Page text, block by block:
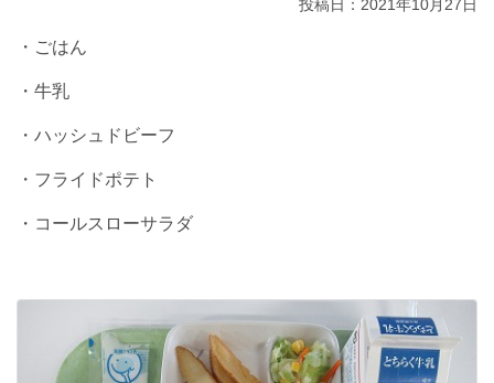
投稿日： 2021年10月27日
・ごはん
・牛乳
・ハッシュドビーフ
・フライドポテト
・コールスローサラダ